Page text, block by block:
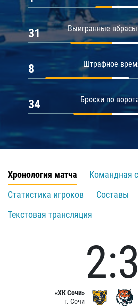
Выигранные
31
Штрафное
8
Броски по
34
Хронология матча
Командная
Статистика игроков
Составы
Текстовая трансляция
«ХК Сочи»
г. Сочи
2:3